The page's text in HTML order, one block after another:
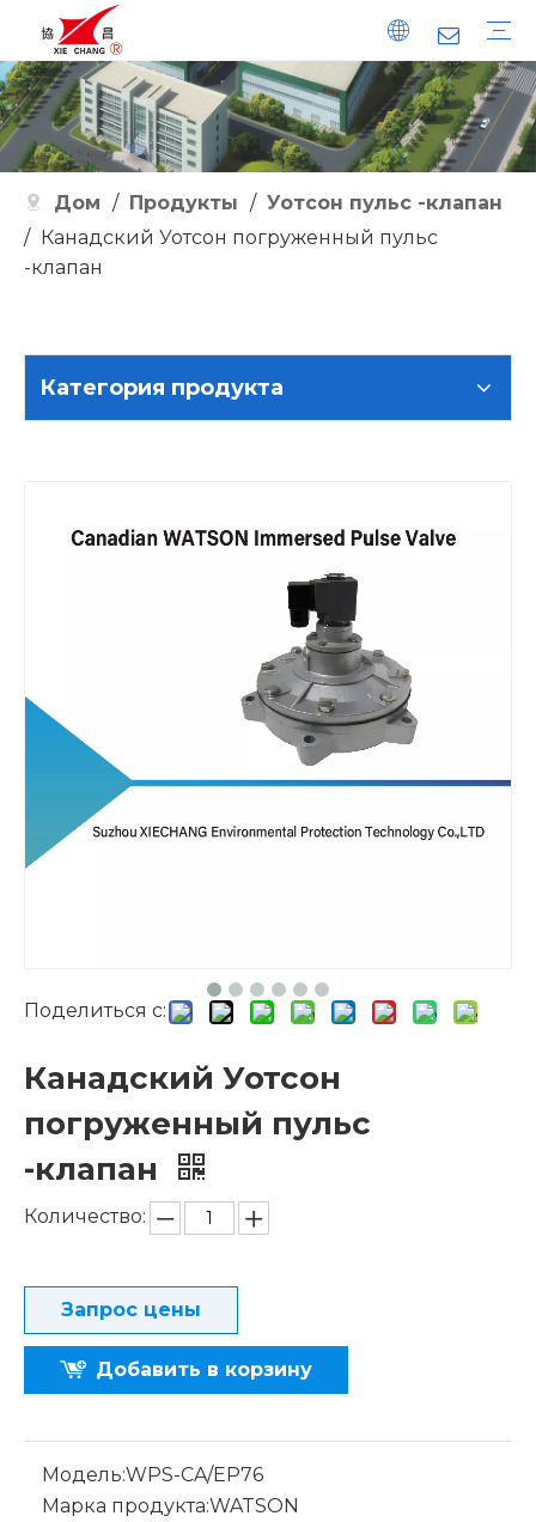
Дом / Продукты / Уотсон пульс -клапан
/
Канадский Уотсон погруженный пульс
-клапан
Категория продукта
Поделиться с:
Канадский Уотсон
погруженный пульс
-клапан
Количество:
Запрос цены
Добавить в корзину
Модель:WPS-CA/EP76
Марка продукта:WATSON